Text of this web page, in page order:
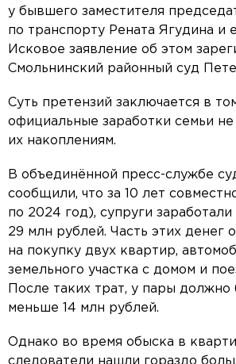
у бывшего заместителя
по транспорту Рената Ягудина и
Исковое заявление об этом
Смольнинский районный суд
Суть претензий заключается в
официальные заработки семьи не
их накоплениям.
В объединённой пресс-службе
сообщили, что за 10 лет
по 2024 год), супруги
29 млн рублей. Часть этих денег
на покупку двух квартир,
земельного участка с домом и
После таких трат, у пары должно
меньше 14 млн рублей.
Однако во время обыска в
следователи нашли гораздо